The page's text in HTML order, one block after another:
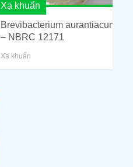
Xạ khuẩn
Brevibacterium aurantiacum
– NBRC 12171
Xạ khuẩn